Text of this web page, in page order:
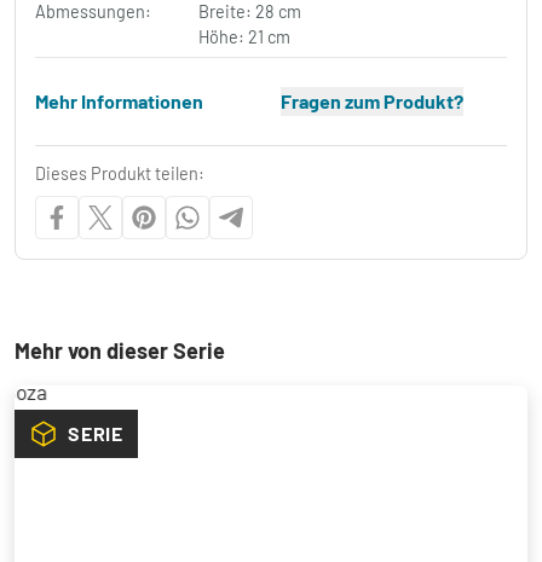
Abmessungen:
Breite: 28 cm
Höhe: 21 cm
Mehr Informationen Fragen zum Produkt?
Dieses Produkt teilen:
Mehr von dieser Serie
SERIE